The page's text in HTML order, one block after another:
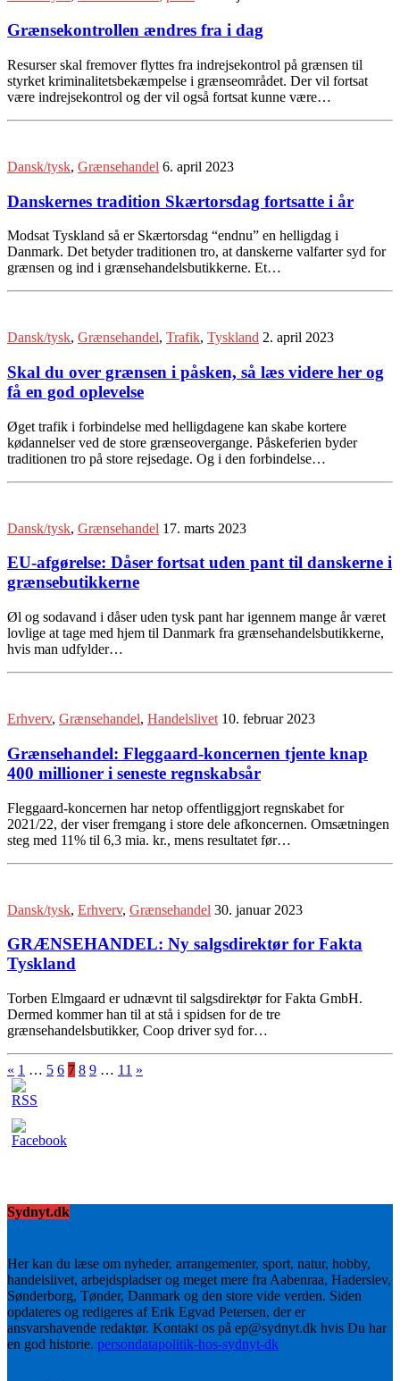
Grænsekontrollen ændres fra i dag
Resurser skal fremover flyttes fra indrejsekontrol på grænsen til
styrket kriminalitetsbekæmpelse i grænseområdet. Der vil fortsat
være indrejsekontrol og der vil også fortsat kunne være…
Dansk/tysk, Grænsehandel 6. april 2023
Danskernes tradition Skærtorsdag fortsatte i år
Modsat Tyskland så er Skærtorsdag “endnu” en helligdag i
Danmark. Det betyder traditionen tro, at danskerne valfarter syd for
grænsen og ind i grænsehandelsbutikkerne. Et…
Dansk/tysk, Grænsehandel, Trafik, Tyskland 2. april 2023
Skal du over grænsen i påsken, så læs videre her og
få en god oplevelse
Øget trafik i forbindelse med helligdagene kan skabe kortere
kødannelser ved de store grænseovergange. Påskeferien byder
traditionen tro på store rejsedage. Og i den forbindelse…
Dansk/tysk, Grænsehandel 17. marts 2023
EU-afgørelse: Dåser fortsat uden pant til danskerne i
grænsebutikkerne
Øl og sodavand i dåser uden tysk pant har igennem mange år været
lovlige at tage med hjem til Danmark fra grænsehandelsbutikkerne,
hvis man udfylder…
Erhverv, Grænsehandel, Handelslivet 10. februar 2023
Grænsehandel: Fleggaard-koncernen tjente knap
400 millioner i seneste regnskabsår
Fleggaard-koncernen har netop offentliggjort regnskabet for
2021/22, der viser fremgang i store dele afkoncernen. Omsætningen
steg med 11% til 6,3 mia. kr., mens resultatet før…
Dansk/tysk, Erhverv, Grænsehandel 30. januar 2023
GRÆNSEHANDEL: Ny salgsdirektør for Fakta
Tyskland
Torben Elmgaard er udnævnt til salgsdirektør for Fakta GmbH.
Dermed kommer han til at stå i spidsen for de tre
grænsehandelsbutikker, Coop driver syd for…
« 1 … 5 6 7 8 9 … 11 »
Sydnyt.dk
Her kan du læse om nyheder, arrangementer, sport, natur, hobby,
handelslivet, arbejdspladser og meget mere fra Aabenraa, Haderslev,
Sønderborg, Tønder, Danmark og den store vide verden. Siden
opdateres og redigeres af Erik Egvad Petersen, der er
ansvarshavende redaktør. Kontakt os på ep@sydnyt.dk hvis Du har
en god historie. persondatapolitik-hos-sydnyt-dk